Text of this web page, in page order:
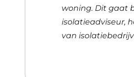
woning. Dit gaat
isolatieadviseur,
van